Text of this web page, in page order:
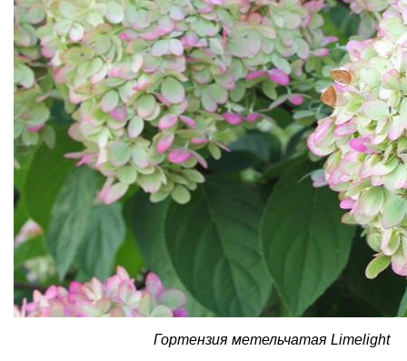
Гортензия метельчатая Limelight